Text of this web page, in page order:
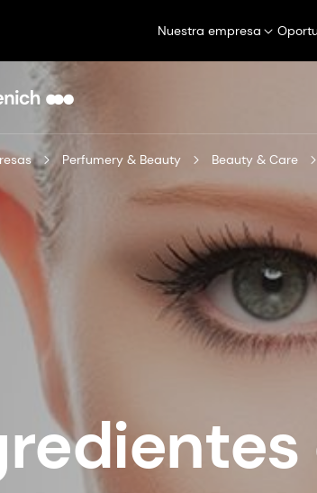
Nuestra empresa
Perfumery & Beauty Beauty & Care